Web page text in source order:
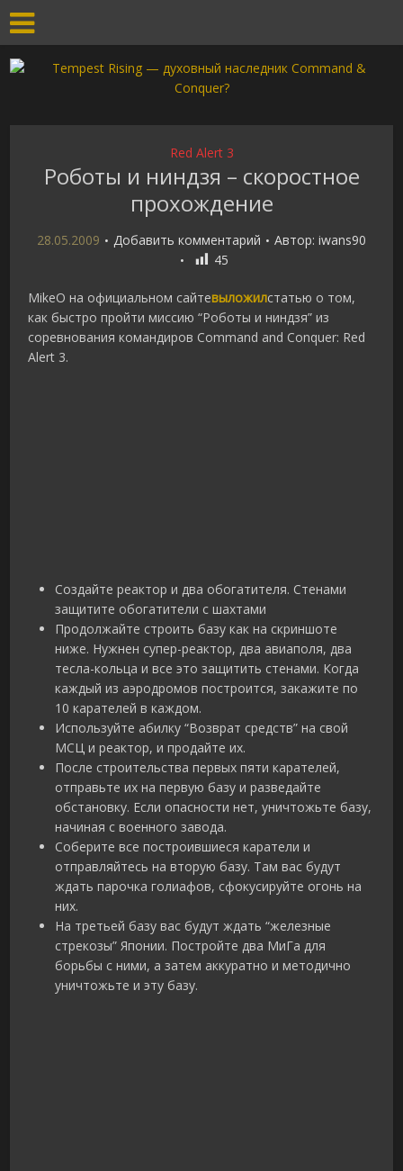
Red Alert 3
Роботы и ниндзя – скоростное
прохождение
28.05.2009 Добавить комментарий Автор: iwans90
45
MikeO на официальном сайтевыложилстатью о том,
как быстро пройти миссию “Роботы и ниндзя” из
соревнования командиров Command and Conquer: Red
Alert 3.
Создайте реактор и два обогатителя. Стенами
защитите обогатители с шахтами
Продолжайте строить базу как на скриншоте
ниже. Нужнен супер-реактор, два авиаполя, два
тесла-кольца и все это защитить стенами. Когда
каждый из аэродромов построится, закажите по
10 карателей в каждом.
Используйте абилку “Возврат средств” на свой
МСЦ и реактор, и продайте их.
После строительства первых пяти карателей,
отправьте их на первую базу и разведайте
обстановку. Если опасности нет, уничтожьте базу,
начиная с военного завода.
Соберите все построившиеся каратели и
отправляйтесь на вторую базу. Там вас будут
ждать парочка голиафов, сфокусируйте огонь на
них.
На третьей базу вас будут ждать “железные
стрекозы” Японии. Постройте два МиГа для
борьбы с ними, а затем аккуратно и методично
уничтожьте и эту базу.